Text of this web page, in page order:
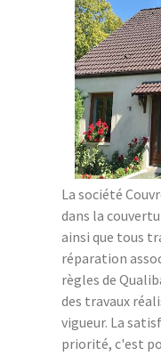
La société
dans la
ainsi que tous
réparation
règles de
des travaux
vigueur. La
priorité, c'est